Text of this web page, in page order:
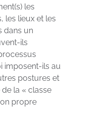
les
les lieux et les
dans un
ils
imposent-ils au
postures et
la « classe
propre